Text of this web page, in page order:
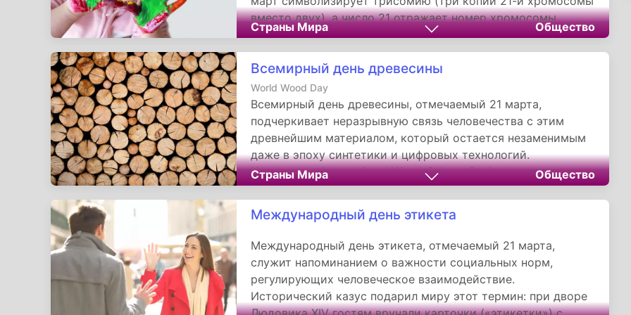
вместо двух), а число 21 отражает номер хромосомы,
ответственной за это состояние.
Страны Мира Общество
Всемирный день древесины
World Wood Day
Всемирный день древесины, отмечаемый 21 марта,
подчеркивает неразрывную связь человечества с этим
древнейшим материалом, который остается незаменимым
даже в эпоху синтетики и цифровых технологий.
Инициатива International Wood Culture Society,
предложившая праздник в 2013 году, напоминает:
цивилизаций, от египетских папирусов до небоскребов с
клееными балками.
Страны Мира Общество
Международный день этикета
Международный день этикета, отмечаемый 21 марта,
служит напоминанием о важности социальных норм,
регулирующих человеческое взаимодействие.
Исторический казус подарил миру этот термин: при дворе